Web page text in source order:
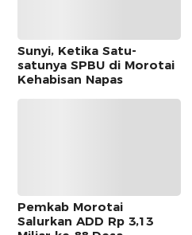
Sunyi, Ketika Satu-
satunya SPBU di Morotai
Kehabisan Napas
Pemkab Morotai
Salurkan ADD Rp 3,13